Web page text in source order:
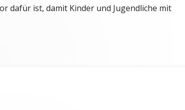
dafür ist, damit Kinder und Jugendliche mit
vom 2. November 2025"